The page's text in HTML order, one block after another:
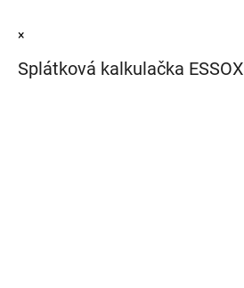
×
Splátková kalkulačka ESSOX